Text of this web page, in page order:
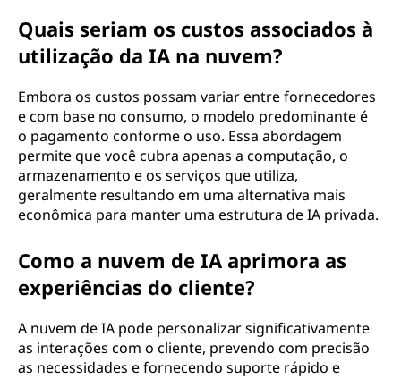
Quais seriam os custos associados à
utilização da IA na nuvem?
Embora os custos possam variar entre fornecedores
e com base no consumo, o modelo predominante é
o pagamento conforme o uso. Essa abordagem
permite que você cubra apenas a computação, o
armazenamento e os serviços que utiliza,
geralmente resultando em uma alternativa mais
econômica para manter uma estrutura de IA privada.
Como a nuvem de IA aprimora as
experiências do cliente?
A nuvem de IA pode personalizar significativamente
as interações com o cliente, prevendo com precisão
as necessidades e fornecendo suporte rápido e